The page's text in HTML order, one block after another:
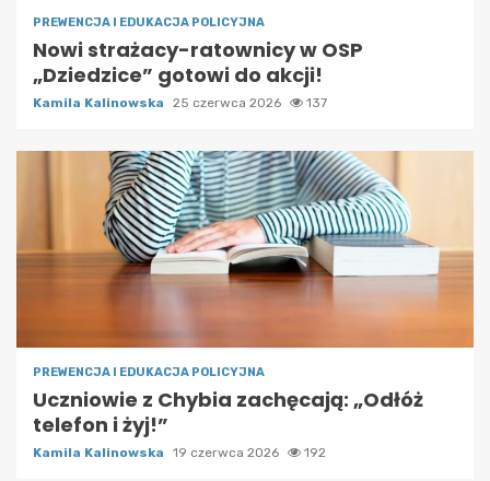
PREWENCJA I EDUKACJA POLICYJNA
Nowi strażacy-ratownicy w OSP
„Dziedzice” gotowi do akcji!
Kamila Kalinowska 25 czerwca 2026 137
PREWENCJA I EDUKACJA POLICYJNA
Uczniowie z Chybia zachęcają: „Odłóż
telefon i żyj!”
Kamila Kalinowska 19 czerwca 2026 192